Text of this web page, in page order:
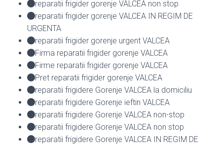
reparatii frigider gorenje VALCEA non stop
reparatii frigider gorenje VALCEA IN REGIM DE
URGENTA
reparatii frigider gorenje urgent VALCEA
Firma reparatii frigider gorenje VALCEA
Firme reparatii frigider gorenje VALCEA
Pret reparatii frigider gorenje VALCEA
reparatii frigidere Gorenje VALCEA la domiciliu
reparatii frigidere Gorenje ieftin VALCEA
reparatii frigidere Gorenje VALCEA non-stop
reparatii frigidere Gorenje VALCEA non stop
reparatii frigidere Gorenje VALCEA IN REGIM DE